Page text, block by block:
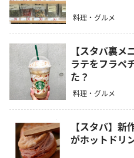
料理・グルメ
【スタバ裏
ラテをフラペ
た？
料理・グルメ
【スタバ】
がホットドリ